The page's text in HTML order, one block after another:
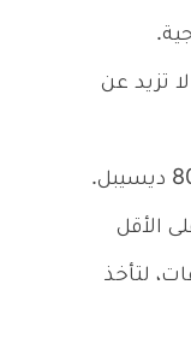
تزيد عن
الأقل
لتأخذ